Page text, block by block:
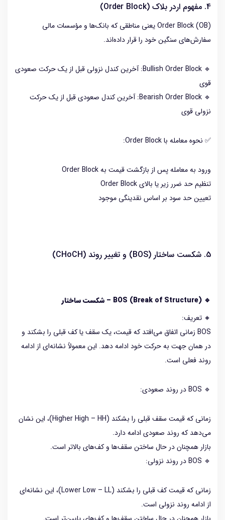
4. مفهوم اردر بلاک (Order Block)
Order Block (OB) یعنی مناطقی که بانک‌ها و مؤسسات مالی
سفارش‌های سنگین خود را قرار داده‌اند.
🔹 Bullish Order Block: آخرین کندل نزولی قبل از یک حرکت صعودی
قوی
🔹 Bearish Order Block: آخرین کندل صعودی قبل از یک حرکت
نزولی قوی
✅ نحوه معامله با Order Block:
ورود به معامله پس از بازگشت قیمت به Order Block
تنظیم حد ضرر زیر یا بالای Order Block
تعیین حد سود بر اساس نقدینگی موجود
5. شکست ساختار (BOS) و تغییر روند (CHoCH)
🔹 BOS (Break of Structure) – شکست ساختار
🔸 تعریف:
BOS زمانی اتفاق می‌افتد که قیمت، یک سقف یا کف قبلی را بشکند و
در همان جهت به حرکت خود ادامه دهد. این معمولاً نشانه‌ای از ادامه
روند فعلی است.
🔹 BOS در روند صعودی:
زمانی که قیمت سقف قبلی را بشکند (Higher High – HH)، این نشان
می‌دهد که روند صعودی ادامه دارد.
بازار همچنان در حال ساختن سقف‌ها و کف‌های بالاتر است.
🔹 BOS در روند نزولی:
زمانی که قیمت کف قبلی را بشکند (Lower Low – LL)، این نشانه‌ای
از ادامه روند نزولی است.